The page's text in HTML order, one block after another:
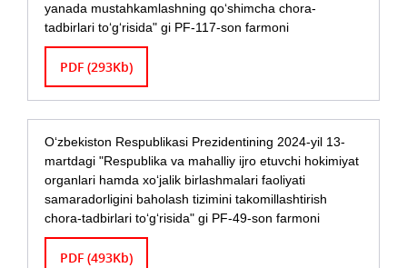
yanada mustahkamlashning qо‘shimcha chora-
tadbirlari tо‘g‘risida" gi PF-117-son farmoni
PDF (293Kb)
О‘zbekiston Respublikasi Prezidentining 2024-yil 13-
martdagi "Respublika va mahalliy ijro etuvchi hokimiyat
organlari hamda xо‘jalik birlashmalari faoliyati
samaradorligini baholash tizimini takomillashtirish
chora-tadbirlari tо‘g‘risida" gi PF-49-son farmoni
PDF (493Kb)